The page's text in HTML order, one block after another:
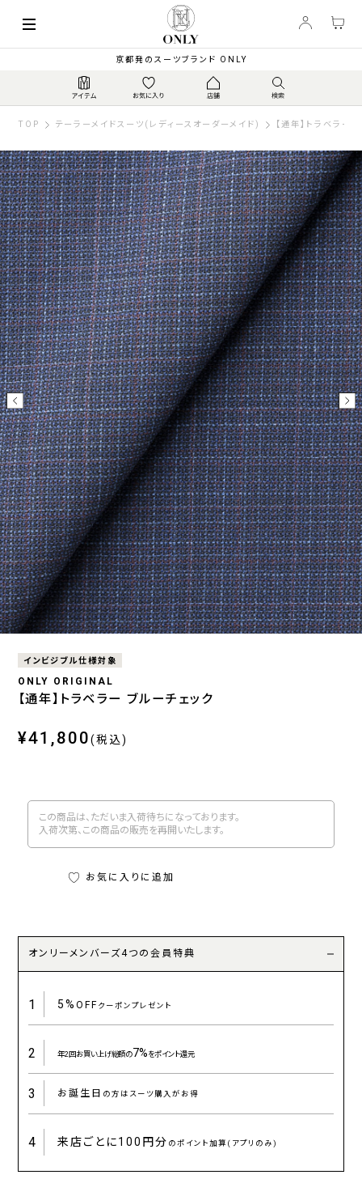
京都発のスーツブランド ONLY
TOP テーラーメイドスーツ(レディースオーダーメイド) 【通年】トラベラー
インビジブル仕様対象
ONLY ORIGINAL
【通年】トラベラー ブルーチェック
¥41,800(税込)
この商品は、ただいま入荷待ちになっております。
入荷次第、この商品の販売を再開いたします。
お気に入りに追加
オンリーメンバーズ4つの会員特典
1 5%OFFクーポンプレゼント
2 年2回お買い上げ総額の7%をポイント還元
3 お誕生日 の方はスーツ購入がお得
4 来店ごとに100円分 のポイント加算(アプリのみ)